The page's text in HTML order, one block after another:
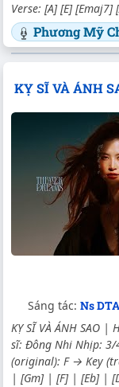
Verse: [A] [E] [Emaj7]
Phương Mỹ
KỴ SĨ VÀ ÁNH
Sáng tác: Ns
KỴ SĨ VÀ ÁNH SAO
sĩ: Đông Nhi Nhịp: 3/
(original): F → Key
| [Gm] | [F] | [Eb] |